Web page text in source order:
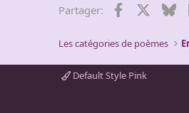
Partager: Facebook
Les catégories de poèmes
Default Style Pink